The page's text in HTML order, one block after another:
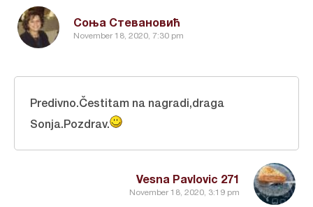
Соња Стевановић
November 18, 2020, 7:30 pm
Vesna Pavlovic 271
November 18, 2020, 3:19 pm
Predivno.Čestitam na nagradi,draga
Sonja.Pozdrav.